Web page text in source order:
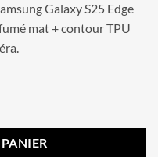
Galaxy S25 Edge
mat + contour TPU